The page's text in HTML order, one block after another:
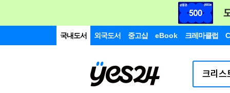
국내도서 외국도서 중고샵 eBook 크레마클럽